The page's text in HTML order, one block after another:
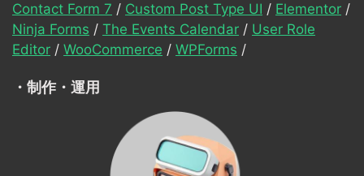
Contact Form 7 / Custom Post Type UI / Elementor /
Ninja Forms / The Events Calendar / User Role
Editor / WooCommerce / WPForms /
・制作・運用